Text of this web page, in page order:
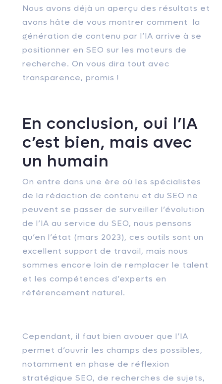
Nous avons déjà un aperçu des résultats et
avons hâte de vous montrer comment la
génération de contenu par l’IA arrive à se
positionner en SEO sur les moteurs de
recherche. On vous dira tout avec
transparence, promis !
En conclusion, oui l’IA
c’est bien, mais avec
un humain
On entre dans une ère où les spécialistes
de la rédaction de contenu et du SEO ne
peuvent se passer de surveiller l’évolution
de l’IA au service du SEO, nous pensons
qu’en l’état (mars 2023), ces outils sont un
excellent support de travail, mais nous
sommes encore loin de remplacer le talent
et les compétences d’experts en
référencement naturel.
Cependant, il faut bien avouer que l’IA
permet d’ouvrir les champs des possibles,
notamment en phase de réflexion
stratégique SEO, de recherches de sujets,